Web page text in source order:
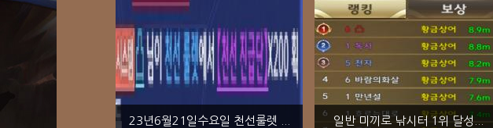
23년6월21일수요일 천선룰렛 ... 일반 미끼로 낚시터 1위 달성...